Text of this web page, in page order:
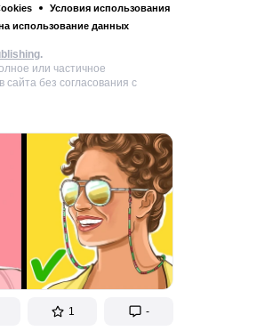
Условия использования
использование данных
.
или частичное
без согласования с
1 -